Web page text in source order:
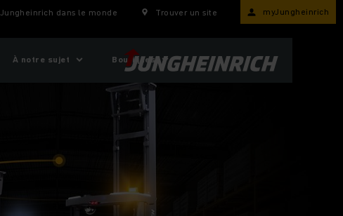
Jungheinrich dans le monde Trouver un site myJungheinrich
À notre sujet Boutiques